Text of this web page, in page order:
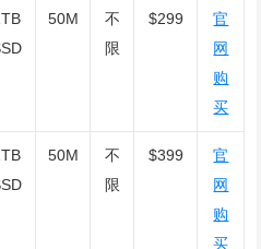
50M
不
限
$299
官
网
购
买
50M
不
限
$399
官
网
购
买